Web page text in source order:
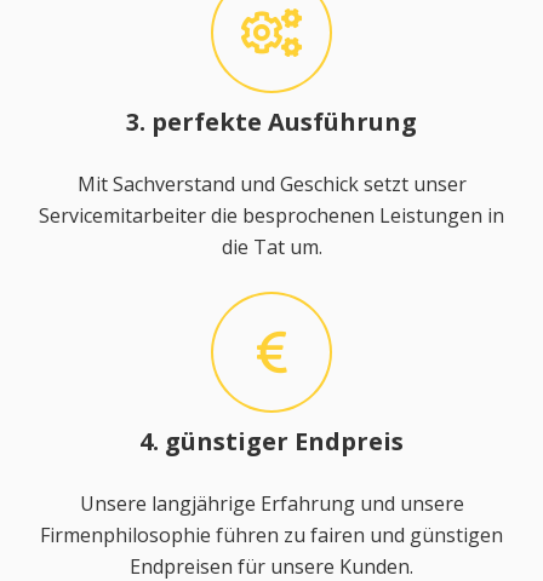
3. perfekte Ausführung
Mit Sachverstand und Geschick setzt unser
Servicemitarbeiter die besprochenen Leistungen in
die Tat um.
4. günstiger Endpreis
Unsere langjährige Erfahrung und unsere
Firmenphilosophie führen zu fairen und günstigen
Endpreisen für unsere Kunden.